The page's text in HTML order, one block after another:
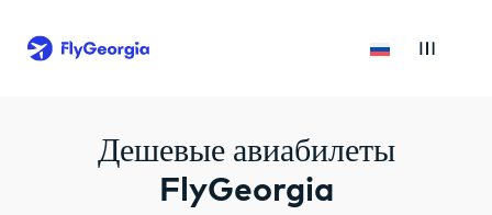
Дешевые авиабилеты
FlyGeorgia